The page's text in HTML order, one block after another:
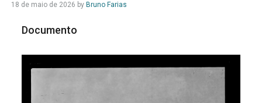
18 de maio de 2026 by Bruno Farias
Documento